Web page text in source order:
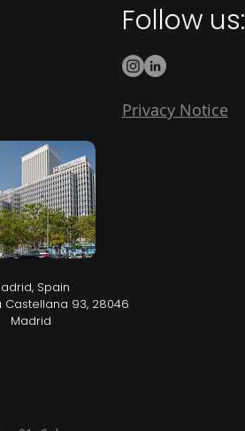
Spain
Castellana 93, 28046
Madrid​
Follow us:
Privacy Notice